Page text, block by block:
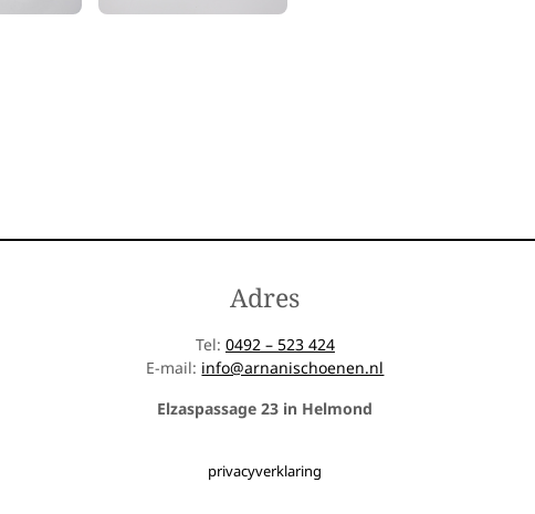
Adres
Tel: 0492 – 523 424
E-mail: info@arnanischoenen.nl
Elzaspassage 23 in Helmond
privacyverklaring